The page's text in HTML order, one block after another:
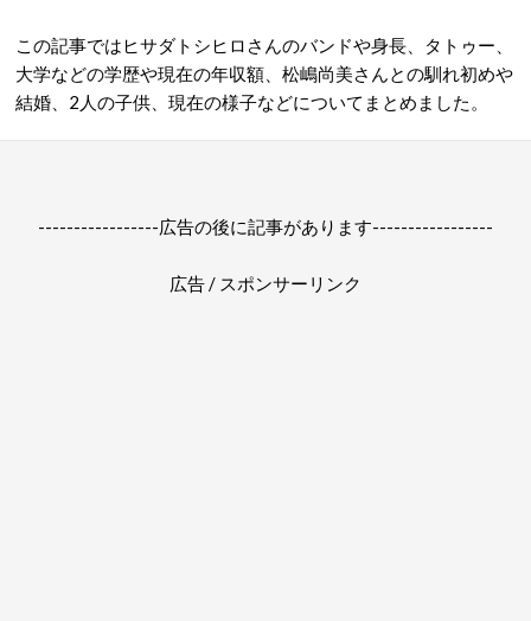
この記事ではヒサダトシヒロさんのバンドや身長、タトゥー、
大学などの学歴や現在の年収額、松嶋尚美さんとの馴れ初めや
結婚、2人の子供、現在の様子などについてまとめました。
-----------------広告の後に記事があります-----------------
広告 / スポンサーリンク